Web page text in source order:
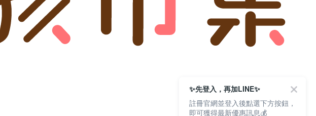
✨先登入，再加LINE✨
註冊官網並登入後點選下方按鈕，
即可獲得最新優惠訊息💰